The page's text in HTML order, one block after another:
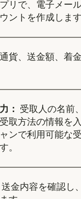
リで、電子メー
ントを作成します
通貨、送金額、着
：
受取人の名前
取方法の情報を
ンで利用可能な
。
送金内容を確認し